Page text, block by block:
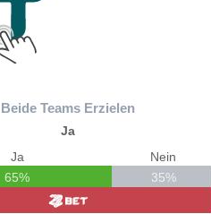
Beide Teams Erzielen
Ja
Ja
65%
Nein
35%